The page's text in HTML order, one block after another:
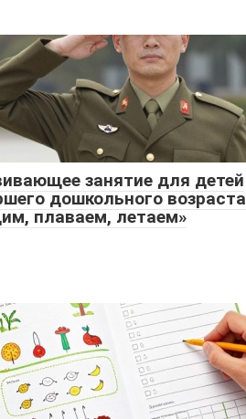
занятие для детей
дошкольного возраста
плаваем, летаем»